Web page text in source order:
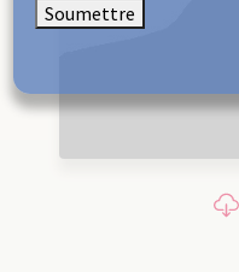
Soumettre